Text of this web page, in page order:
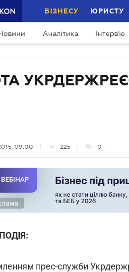
БІЗНЕСУ ЮРИСТУ
Аналітика Інтерв'ю
09:00 225 0
прес-служби